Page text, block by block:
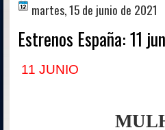
martes, 15 de junio de 2021
Estrenos España: 11
11 JUNIO